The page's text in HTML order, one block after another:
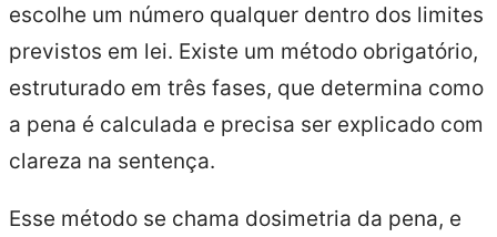
escolhe um número qualquer dentro dos limites
previstos em lei. Existe um método obrigatório,
estruturado em três fases, que determina como
a pena é calculada e precisa ser explicado com
clareza na sentença.
Esse método se chama dosimetria da pena, e